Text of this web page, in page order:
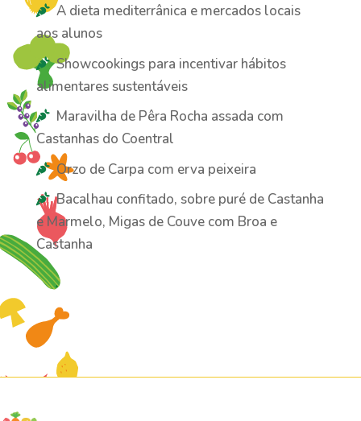
A dieta mediterrânica e mercados locais
aos alunos
Showcookings para incentivar hábitos
alimentares sustentáveis
Maravilha de Pêra Rocha assada com
Castanhas do Coentral
Orzo de Carpa com erva peixeira
Bacalhau confitado, sobre puré de Castanha
e Marmelo, Migas de Couve com Broa e
Castanha